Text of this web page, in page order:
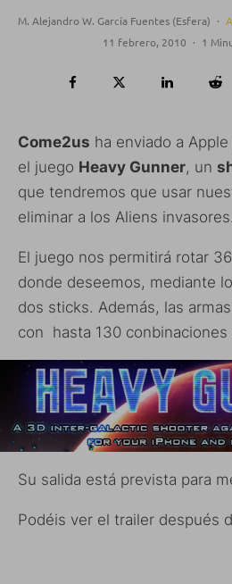
M. Alejandro W. García Fuentes (Esfera) ·
11 febrero, 2010 · 1
Come2us ha enviado a
el juego Heavy Gunner, un
que tendremos que usar
eliminar a los Aliens invasores.
El juego nos permitirá rotar
donde deseemos, mediante
dos sticks. Además, las
con hasta 130 conbinaciones
Su salida está prevista para
Podéis ver el trailer después